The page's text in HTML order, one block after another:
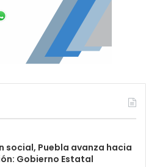
social, Puebla avanza hacia
Gobierno Estatal